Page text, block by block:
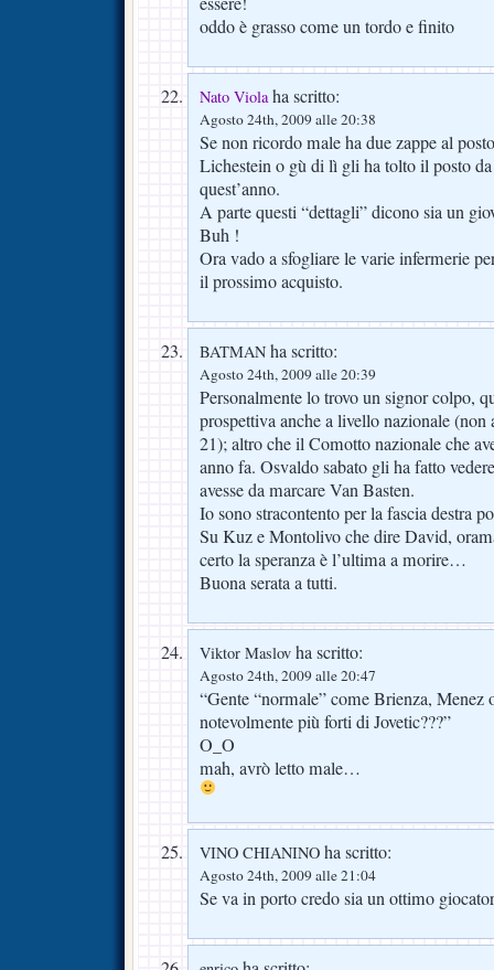
oddo è grasso come un tordo e finito
Nato Violaha scritto:
Agosto 24th, 2009 alle 20:38
Se non ricordo male ha due zappe al
Lichestein o gù di lì gli ha tolto il posto
quest’anno.
A parte questi “dettagli” dicono sia un
Buh !
Ora vado a sfogliare le varie infermerie
il prossimo acquisto.
BATMAN ha scritto:
Agosto 24th, 2009 alle 20:39
Personalmente lo trovo un signor colpo,
prospettiva anche a livello nazionale (non
21); altro che il Comotto nazionale che
anno fa. Osvaldo sabato gli ha fatto
avesse da marcare Van Basten.
Io sono stracontento per la fascia destra
Su Kuz e Montolivo che dire David,
certo la speranza è l’ultima a morire…
Buona serata a tutti.
Viktor Maslov ha scritto:
Agosto 24th, 2009 alle 20:47
“Gente “normale” come Brienza,
notevolmente più forti di Jovetic???”
O_O
mah, avrò letto male…
VINO CHIANINO ha scritto:
Agosto 24th, 2009 alle 21:04
Se va in porto credo sia un ottimo